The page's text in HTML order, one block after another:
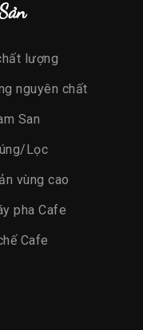
lượng
nguyên chất
San
Lọc
vùng cao
pha Cafe
Cafe